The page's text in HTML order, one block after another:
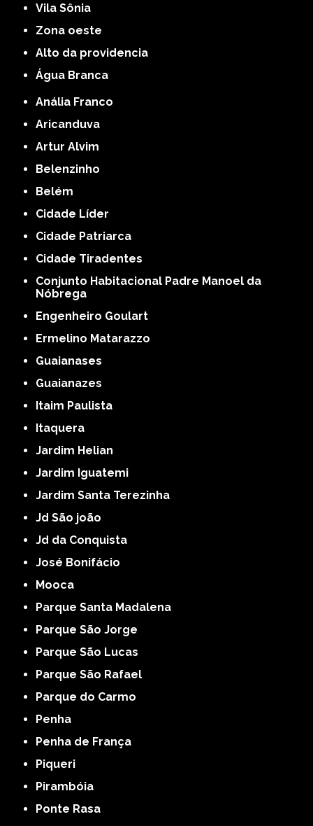
Vila Sônia
Zona oeste
alto da providencia
Água Branca
Anália Franco
Aricanduva
Artur Alvim
Belenzinho
Belém
Cidade Líder
Cidade Patriarca
Cidade Tiradentes
Conjunto Habitacional Padre Manoel da
Nóbrega
Engenheiro Goulart
Ermelino Matarazzo
Guaianases
Guaianazes
Itaim Paulista
Itaquera
Jardim Helian
Jardim Iguatemi
Jardim Santa Terezinha
Jd São joão
Jd da Conquista
José Bonifácio
Mooca
Parque Santa Madalena
Parque São Jorge
Parque São Lucas
Parque São Rafael
Parque do Carmo
Penha
Penha de França
Piqueri
Pirambóia
Ponte Rasa